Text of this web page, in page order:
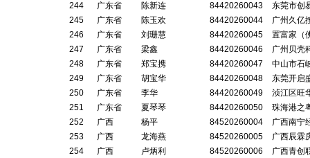
244
广东省 陈新连 84420260043
东莞市创
245
广东省 陈玉欢 84420260044
广州久亿
246
广东省 刘珊慧 84420260045
置富家（
247
广东省 梁鑫 84420260046
广州贝壳
248
广东省 郑宝携 84420260047
中山市石
249
广东省 胡宝华 84420260048
东莞开启
250
广东省 李华 84420260049
浈江区旺
251
广东省 夏琴琴 84420260050
珠海港之
252
广西 杨平 84520260004
广西南宁
253
广西 龙海燕 84520260005
广西辰霖
254
广西 卢炳利 84520260006
广西青创